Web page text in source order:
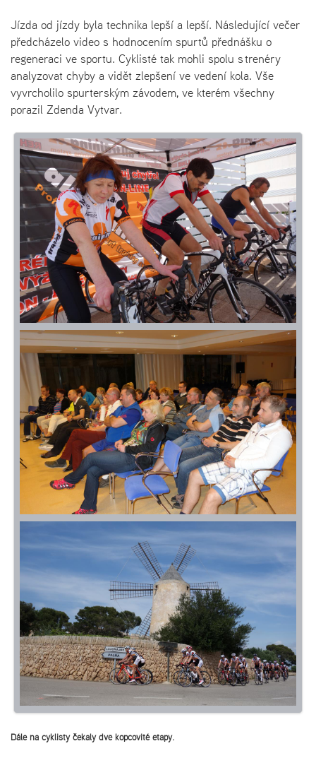
Jízda od jízdy byla technika lepší a lepší. Následující večer
předcházelo video s hodnocením spurtů přednášku o
regeneraci ve sportu. Cyklisté tak mohli spolu s trenéry
analyzovat chyby a vidět zlepšení ve vedení kola. Vše
vyvrcholilo spurterským závodem, ve kterém všechny
porazil Zdenda Vytvar.
Dále na cyklisty čekaly dvě kopcovité etapy.